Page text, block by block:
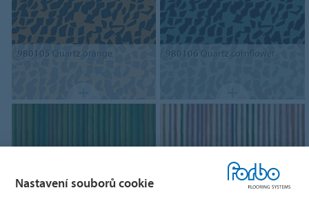
980105 Quartz orange 980106 Quartz cornflower
Nastavení souborů cookie